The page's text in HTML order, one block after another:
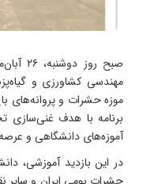
مهندسی کشاورزی و
موزه حشرات و پروانه‌های
برنامه با هدف غنی‌سازی
آموزه‌های دانشگاهی و
در این بازدید آموزشی،